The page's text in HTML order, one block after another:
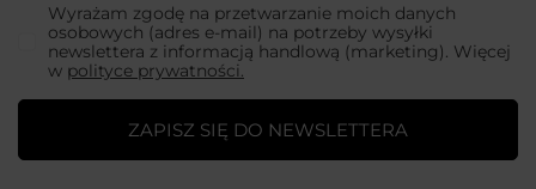
Wyrażam zgodę na przetwarzanie moich danych
osobowych (adres e-mail) na potrzeby wysyłki
newslettera z informacją handlową (marketing). Więcej
w polityce prywatności.
ZAPISZ SIĘ DO NEWSLETTERA